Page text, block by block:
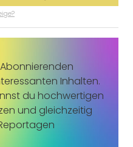
Inhalten.
du hochwertigen
und gleichzeitig